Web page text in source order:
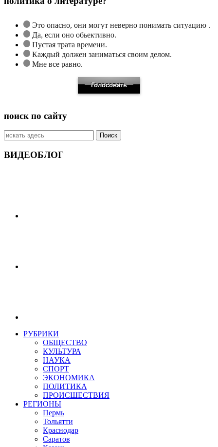
Это опасно, они могут неверно понимать ситуацию .
Да, если оно обьективно.
Пустая трата времени.
Каждый должен заниматься своим делом.
Мне все равно.
поиск по сайту
Искать:
ВИДЕОБЛОГ
РУБРИКИ
ОБЩЕСТВО
КУЛЬТУРА
НАУКА
СПОРТ
ЭКОНОМИКА
ПОЛИТИКА
ПРОИСШЕСТВИЯ
РЕГИОНЫ
Пермь
Тольятти
Краснодар
Саратов